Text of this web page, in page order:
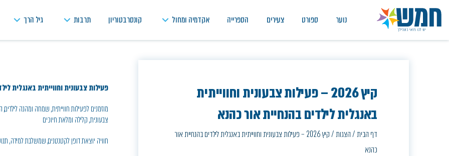
נוער ספורט צעירים הספרייה אקדמיה ומחול קונסרבטוריון תרבות גיל הרך
קיץ 2026 – פעילות צבעונית וחווייתית
באנגלית לילדים בהנחיית אור כהנא
דף הבית/הצגות/
קיץ 2026 – פעילות צבעונית וחווייתית באנגלית לילדים בהנחיית אור
כהנא
פעילות צבעונית וחווייתית באנגלית
מוזמנים לפעילות חווייתית, שמחה ומהנה
צבעונית, קלילה ומלאת חיוכים
חוויה יוצאת דופן לקטנטנים, שמשלבת למידה,